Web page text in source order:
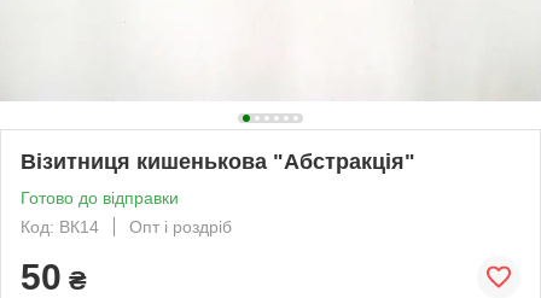
Візитниця кишенькова "Абстракція"
Готово до відправки
Код: ВК14
Опт і роздріб
50 ₴